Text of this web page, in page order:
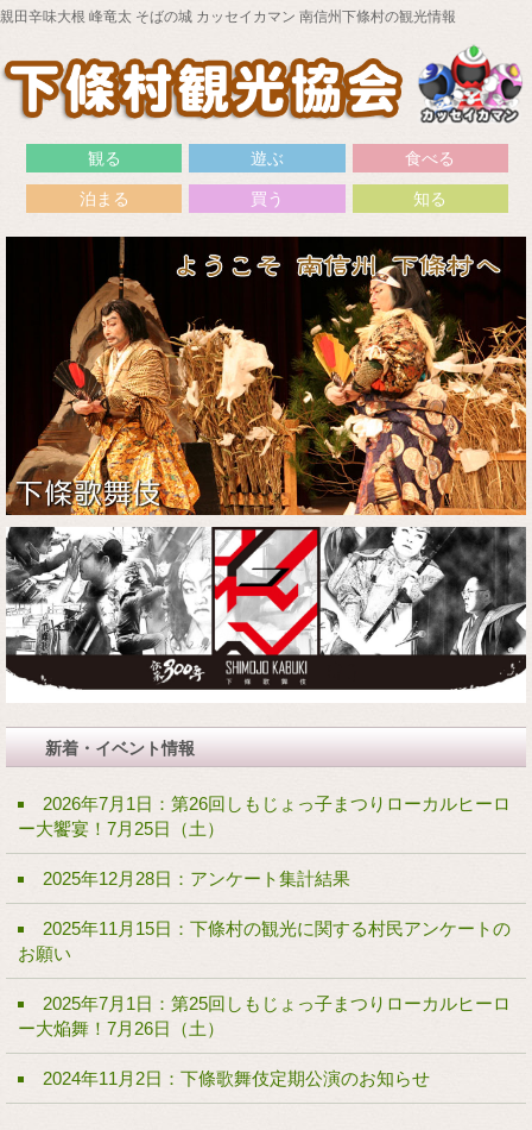
親田辛味大根 峰竜太 そばの城 カッセイカマン 南信州下條村の観光情報
観る 遊ぶ 食べる
泊まる 買う 知る
新着・イベント情報
2026年7月1日：第26回しもじょっ子まつりローカルヒーロ
ー大饗宴！7月25日（土）
2025年12月28日：アンケート集計結果
2025年11月15日：下條村の観光に関する村民アンケートの
お願い
2025年7月1日：第25回しもじょっ子まつりローカルヒーロ
ー大焔舞！7月26日（土）
2024年11月2日：下條歌舞伎定期公演のお知らせ